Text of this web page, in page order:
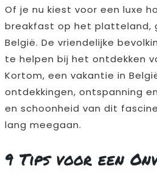
Of je nu kiest voor een luxe
breakfast op het platteland,
België. De vriendelijke
te helpen bij het ontdekken
Kortom, een vakantie in
ontdekkingen, ontspanning
en schoonheid van dit
lang meegaan.
9 Tips voor een